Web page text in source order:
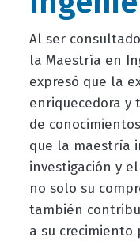
Al ser
la Maestría en
expresó que la
enriquecedora y
de
que la maestría
investigación y
no solo su
también
a su crecimiento